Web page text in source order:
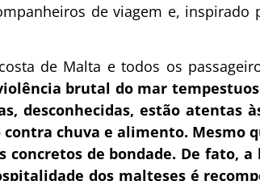
de viagem e, inspirado
de Malta e todos os
brutal do mar
desconhecidas, estão atentas
chuva e alimento. Mesmo
concretos de bondade. De fato, a
dos malteses é